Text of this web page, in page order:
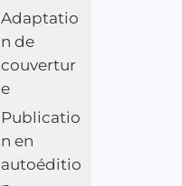
Adaptatio
n de
couvertur
e
Publicatio
n en
autoéditio